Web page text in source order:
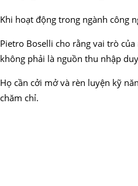
Khi hoạt động trong ngành công
Pietro Boselli cho rằng vai trò
không phải là nguồn thu nhập
Họ cần cởi mở và rèn luyện kỹ
chăm chỉ.